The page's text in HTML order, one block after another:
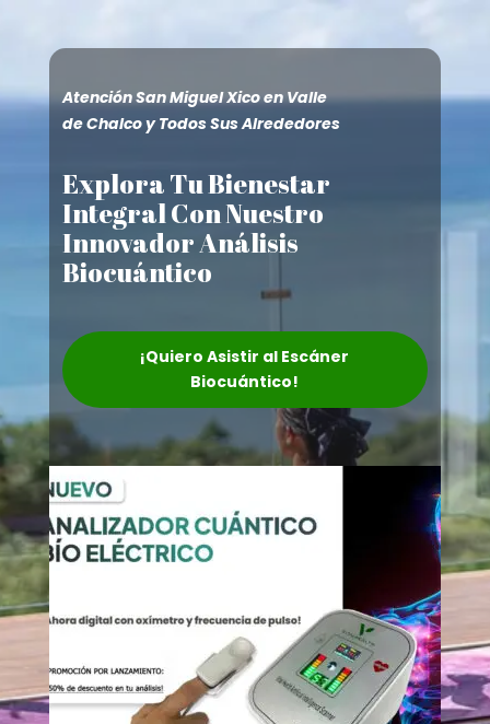
Atención San Miguel Xico en Valle
de Chalco y Todos Sus Alrededores
Explora Tu Bienestar
Integral Con Nuestro
Innovador Análisis
Biocuántico
¡Quiero Asistir al Escáner
Biocuántico!